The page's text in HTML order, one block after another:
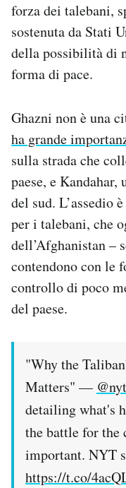
forza dei talebani,
sostenuta da Stati
della possibilità di
forma di pace.
Ghazni non è una
ha grande
sulla strada che
paese, e
del sud. L’assedio
per i talebani, che
dell’Afghanistan –
contendono con le
controllo di poco
del paese.
"Why the
Matters" —
detailing what's
the battle for
important. NYT
https://t.co/